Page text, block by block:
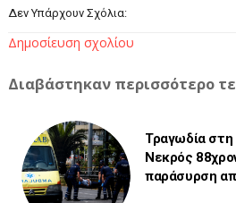
Δεν Υπάρχουν Σχόλια:
Δημοσίευση σχολίου
Διαβάστηκαν περισσότερο
Τραγωδία στη
Νεκρός
παράσυρση